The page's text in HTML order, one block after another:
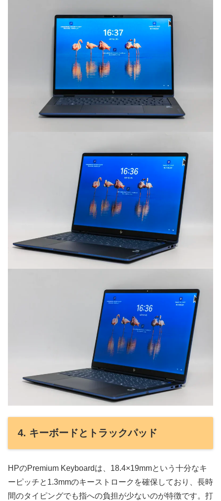
4. キーボードとトラックパッド
HPのPremium Keyboardは、18.4×19mmという十分なキ
ーピッチと1.3mmのキーストロークを確保しており、長時
間のタイピングでも指への負担が少ないのが特徴です。打